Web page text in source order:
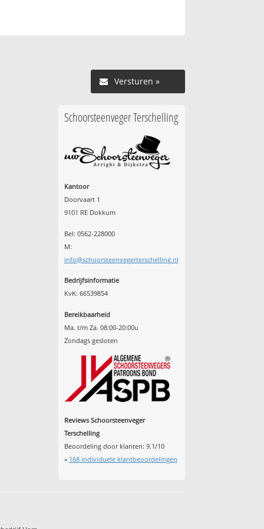
Versturen »
Schoorsteenveger Terschelling
Kantoor
Doorvaart 1
9101 RE Dokkum
Bel: 0562-228000
M:
info@schoorsteenvegerterschelling.nl
Bedrijfsinformatie
KvK: 66539854
Bereikbaarheid
Ma. t/m Za. 08:00-20:00u
Zondags gesloten
Reviews Schoorsteenveger
Terschelling
Beoordeling door klanten: 9.1/10
» 168individuele klantbeoordelingen